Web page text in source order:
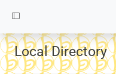
Local Directory